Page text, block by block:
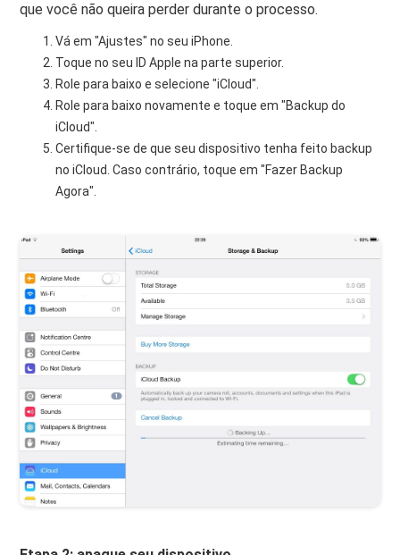
que você não queira perder durante o processo.
Vá em "Ajustes" no seu iPhone.
Toque no seu ID Apple na parte superior.
Role para baixo e selecione "iCloud".
Role para baixo novamente e toque em "Backup do
iCloud".
Certifique-se de que seu dispositivo tenha feito backup
no iCloud. Caso contrário, toque em "Fazer Backup
Agora".